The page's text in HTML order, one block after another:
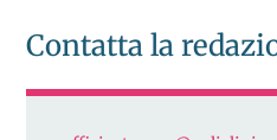
Contatta la